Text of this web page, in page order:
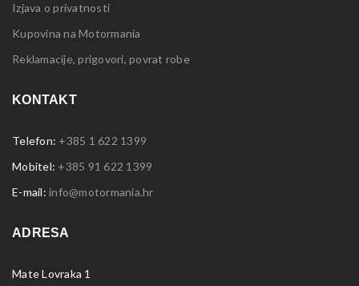
Izjava o privatnosti
Kupovina na Motormania
Reklamacije, prigovori, povrat robe
KONTAKT
Telefon: +385 1 622 1399
Mobitel: +385 91 622 1399
E-mail: info@motormania.hr
ADRESA
Mate Lovraka 1